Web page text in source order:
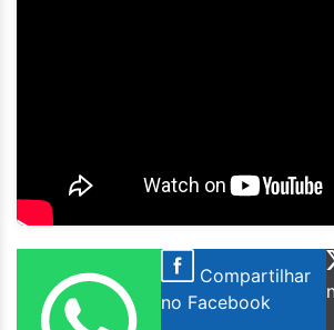
Compartilhar
no Facebook